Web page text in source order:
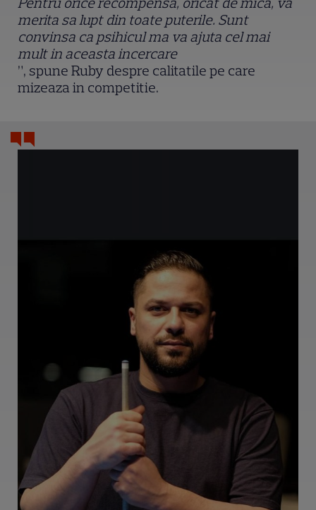
merita sa lupt din toate puterile. Sunt
convinsa ca psihicul ma va ajuta cel mai
mult in aceasta incercare
”, spune Ruby despre calitatile pe care
mizeaza in competitie.